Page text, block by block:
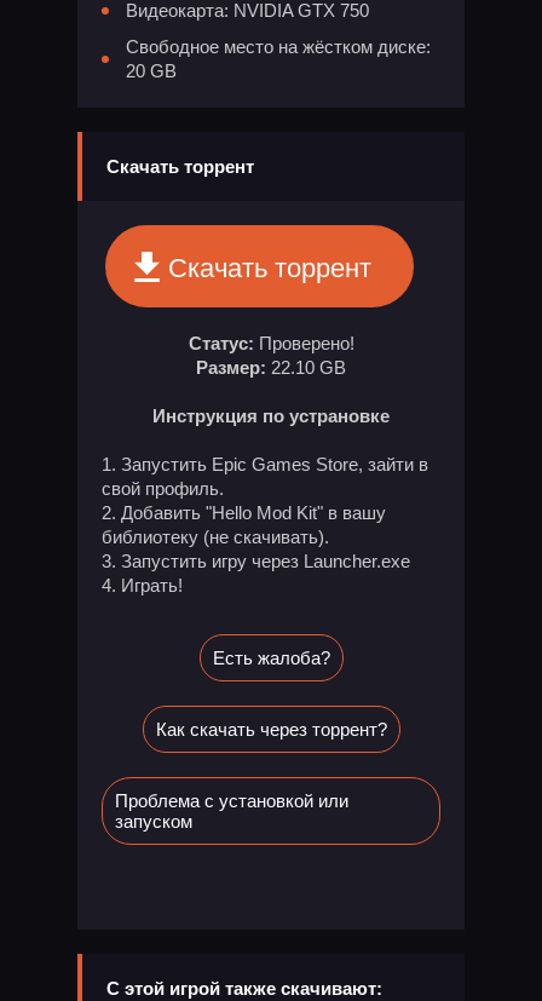
Видеокарта: NVIDIA GTX 750
Свободное место на жёстком диске:
20 GB
Скачать торрент
Скачать торрент
Статус: Проверено!
Размер: 22.10 GB
Инструкция по устрановке
Запустить Epic Games Store, зайти в
свой профиль.
Добавить "Hello Mod Kit" в вашу
библиотеку (не скачивать).
Запустить игру через Launcher.exe
Играть!
Есть жалоба?
Как скачать через торрент?
Проблема с установкой или
запуском
С этой игрой также скачивают: